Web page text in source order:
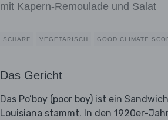
mit Kapern-Remoulade und Salat
SCHARF VEGETARISCH GOOD CLIMATE
Das Gericht
Das Po’boy (poor boy) ist ein
Louisiana stammt. In den 1920er-